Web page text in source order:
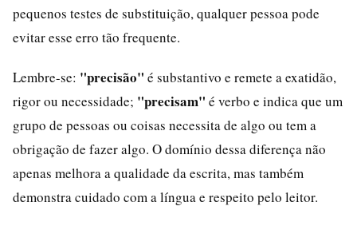
pequenos testes de substituição, qualquer pessoa pode
evitar esse erro tão frequente.
Lembre-se: "precisão" é substantivo e remete a exatidão,
rigor ou necessidade; "precisam" é verbo e indica que um
grupo de pessoas ou coisas necessita de algo ou tem a
obrigação de fazer algo. O domínio dessa diferença não
apenas melhora a qualidade da escrita, mas também
demonstra cuidado com a língua e respeito pelo leitor.